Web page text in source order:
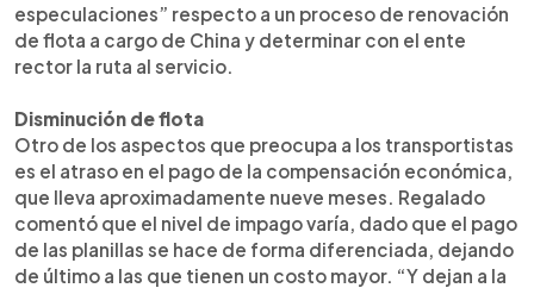
especulaciones” respecto a un proceso de renovación
de flota a cargo de China y determinar con el ente
rector la ruta al servicio.
Disminución de flota
Otro de los aspectos que preocupa a los transportistas
es el atraso en el pago de la compensación económica,
que lleva aproximadamente nueve meses. Regalado
comentó que el nivel de impago varía, dado que el pago
de las planillas se hace de forma diferenciada, dejando
de último a las que tienen un costo mayor. “Y dejan a la